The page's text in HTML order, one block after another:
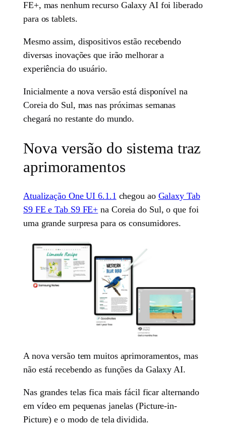
FE+, mas nenhum recurso Galaxy AI foi liberado
para os tablets.
Mesmo assim, dispositivos estão recebendo
diversas inovações que irão melhorar a
experiência do usuário.
Inicialmente a nova versão está disponível na
Coreia do Sul, mas nas próximas semanas
chegará no restante do mundo.
Nova versão do sistema traz
aprimoramentos
Atualização One UI 6.1.1 chegou ao Galaxy Tab
S9 FE e Tab S9 FE+ na Coreia do Sul, o que foi
uma grande surpresa para os consumidores.
A nova versão tem muitos aprimoramentos, mas
não está recebendo as funções da Galaxy AI.
Nas grandes telas fica mais fácil ficar alternando
em vídeo em pequenas janelas (Picture-in-
Picture) e o modo de tela dividida.